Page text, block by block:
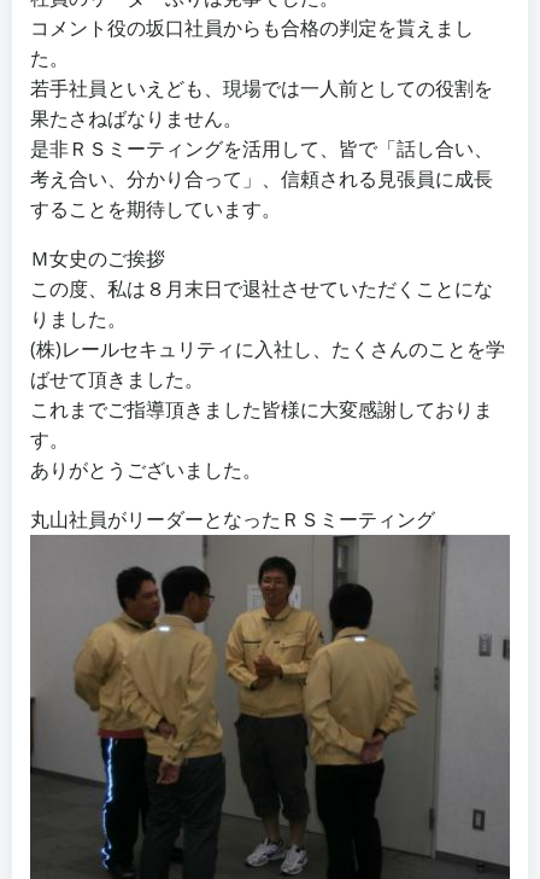
コメント役の坂口社員からも合格の判定を貰えまし
た。
若手社員といえども、現場では一人前としての役割を
果たさねばなりません。
是非ＲＳミーティングを活用して、皆で「話し合い、
考え合い、分かり合って」、信頼される見張員に成長
することを期待しています。
Ｍ女史のご挨拶
この度、私は８月末日で退社させていただくことにな
りました。
(株)レールセキュリティに入社し、たくさんのことを学
ばせて頂きました。
これまでご指導頂きました皆様に大変感謝しておりま
す。
ありがとうございました。
丸山社員がリーダーとなったＲＳミーティング